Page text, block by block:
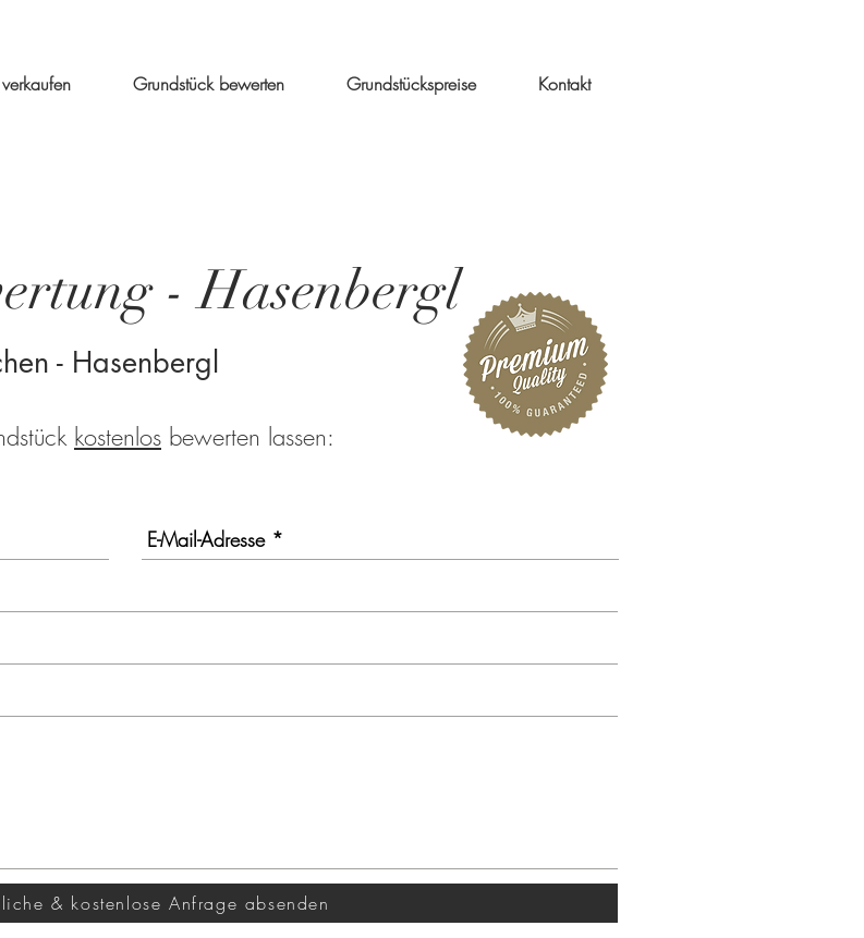
Grundstück bewerten Grundstückspreise Kontakt
- Hasenbergl
kostenlos bewerten lassen:
- Hasenbergl
& kostenlose Anfrage absenden